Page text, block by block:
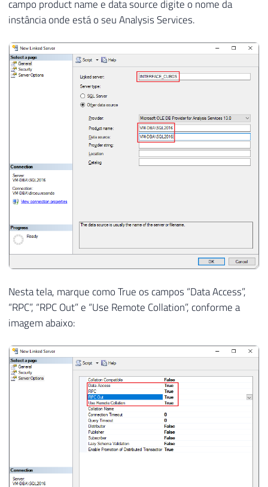
campo product name e data source digite o nome da
instância onde está o seu Analysis Services.
Nesta tela, marque como True os campos “Data Access”,
“RPC”, “RPC Out” e “Use Remote Collation”, conforme a
imagem abaixo: